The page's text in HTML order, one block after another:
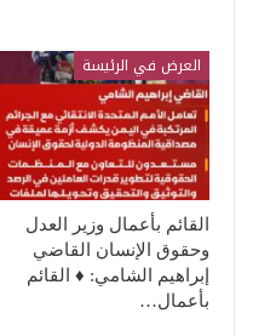
العرض في الرئيسة
القائم بأعمال وزير العدل
وحقوق الإنسان القاضي
إبراهيم الشامي: ♦️ القائم
بأعمال…